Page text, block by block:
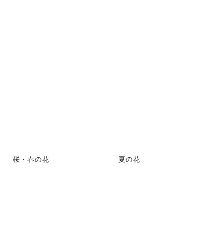
桜・春の花 夏の花